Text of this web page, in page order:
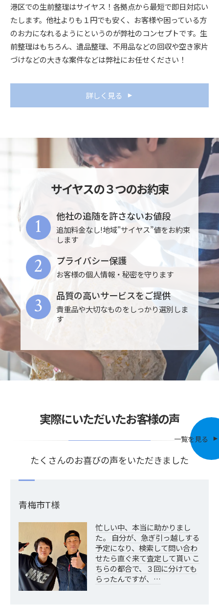
港区での生前整理はサイヤス！各拠点から最短で即日対応い
たします。他社よりも１円でも安く、お客様や困っている方
のお力になれるようにというのが弊社のコンセプトです。生
前整理はもちろん、遺品整理、不用品などの回収や空き家片
づけなどの大きな案件などは弊社にお任せください！
詳しく見る
サイヤスの３つのお約束
他社の追随を許さないお値段
追加料金なし!地域"サイヤス”値をお約束
します
1
プライバシー保護
お客様の個人情報・秘密を守ります
2
品質の高いサービスをご提供
貴重品や大切なものをしっかり選別しま
す
3
実際にいただいたお客様の声
たくさんのお喜びの声をいただきました
一覧を見る
青梅市T様
忙しい中、本当に助かりまし
た。 自分が、急ぎ引っ越しする
予定になり、検索して問い合わ
せたら直ぐ来て査定して貰い こ
ちらの都合で、３回に分けても
らったんですが、…